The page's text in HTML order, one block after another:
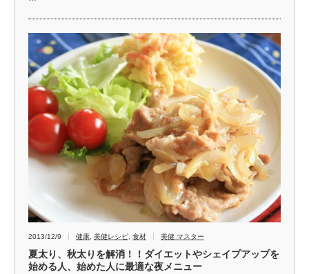
2013/12/9 健康 美健レシピ 食材 美健 マスター
夏太り、秋太りを解消！！ダイエットやシェイプアップを
始める人、始めた人に最適な夜メニュー